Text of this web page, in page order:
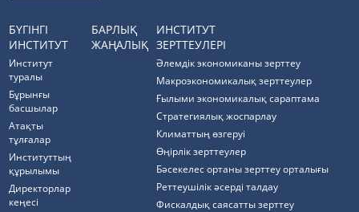
БҮГІНГІ
ИНСТИТУТ
Институт
туралы
Бұрынғы
басшылар
Атақты
тұлғалар
Институттың
құрылымы
Директорлар
кеңесі
БАРЛЫҚ
ЖАҢАЛЫҚ
ИНСТИТУТ
ЗЕРТТЕУЛЕРІ
Әлемдік экономиканы зерттеу
Макроэкономикалық зерттеулер
Ғылыми экономикалық сараптама
Стратегиялық жоспарлау
Климаттың өзгеруі
Өңірлік зерттеулер
Бәсекелес ортаны зерттеу орталығы
Реттеушілік әсерді талдау
Фискалдық саясатты зерттеу